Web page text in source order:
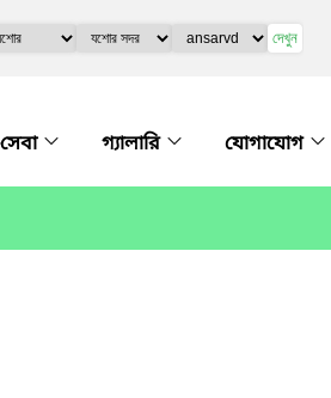
দেখুন
গ্যালারি যোগাযোগ